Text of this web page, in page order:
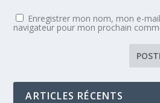
Enregistrer mon nom, mon e-
navigateur pour mon prochain
ARTICLES RÉCENTS